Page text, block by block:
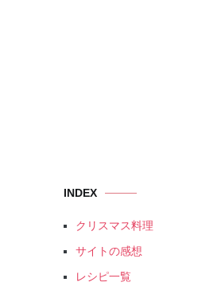
INDEX
クリスマス料理
サイトの感想
レシピ一覧